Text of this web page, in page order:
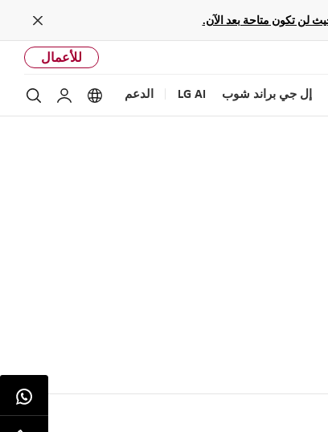
Close
للأعمال
إل جي براند شوب LG AI الدعم optionsحساب